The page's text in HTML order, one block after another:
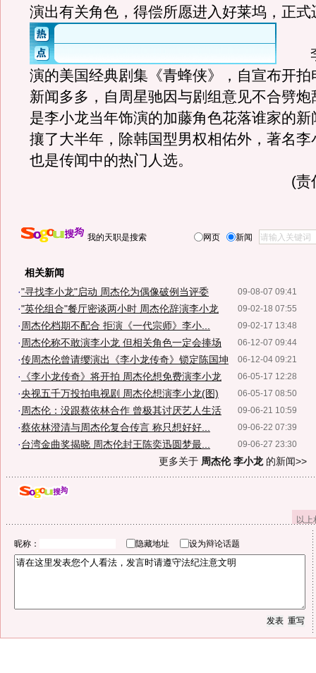
演出有关角色，得偿所愿进入好莱坞，正式
李
演的美国经典剧集《青蜂侠》，自宣布开拍
新闻多多，自周星驰因与剧组意见不合劈炮
是李小龙当年饰演的加藤角色花落谁家的新
攘了大半年，除韩国型男权相佑外，著名李
也是传闻中的热门人选。
(责
我的天职是搜索 网页 新闻
相关新闻
09-08-07 09:41
·"寻找李小龙"启动 周杰伦为偶像破例当评委
09-02-18 07:55
·"英伦组合"餐厅密谈两小时 周杰伦辞演李小龙
09-02-17 13:48
· 周杰伦档期不配合 拒演《一代宗师》李小...
06-12-07 09:44
· 周杰伦称不敢演李小龙 但相关角色一定会捧场
06-12-04 09:21
·传周杰伦曾请缨演出《李小龙传奇》锁定陈国坤
06-05-17 12:28
· 《李小龙传奇》将开拍 周杰伦想免费演李小龙
06-05-17 08:50
·央视五千万投拍电视剧 周杰伦想演李小龙(图)
09-06-21 10:59
· 周杰伦：没跟蔡依林合作 曾极其讨厌艺人生活
09-06-22 07:39
·蔡依林澄清与周杰伦复合传言 称只想好好...
09-06-27 23:30
·台湾金曲奖揭晓 周杰伦封王陈奕迅圆梦最...
更多关于 周杰伦 李小龙 的新闻>>
以
昵称： 隐藏地址 设为辩论话题